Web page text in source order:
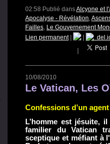
02:58 Publié dansAlcyone et
Apocalyse - Révélation,
Failles, Le Gouvernement
Lien permanent|
10/08/2010
Le Vatican, Les
Confessions d’un
L’homme est jésuite,
familier du Vatican
sceptique et méfiant à